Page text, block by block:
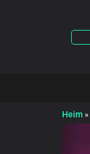
Heim »